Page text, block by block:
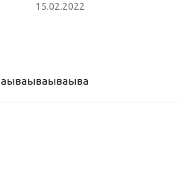
15.02.2022
ываываыва